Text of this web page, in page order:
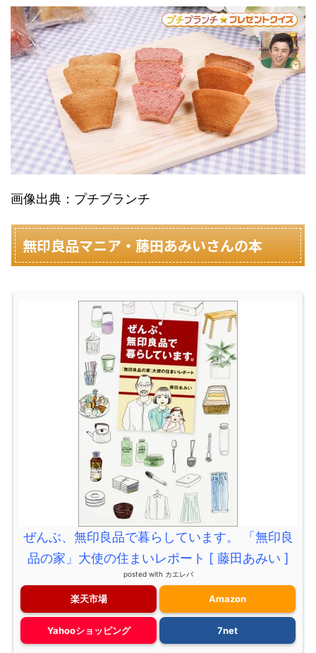
画像出典：プチブランチ
無印良品マニア・藤田あみいさんの本
ぜんぶ、無印良品で暮らしています。 「無印良
品の家」大使の住まいレポート [ 藤田あみい ]
posted with カエレバ
楽天市場 Amazon
Yahooショッピング 7net